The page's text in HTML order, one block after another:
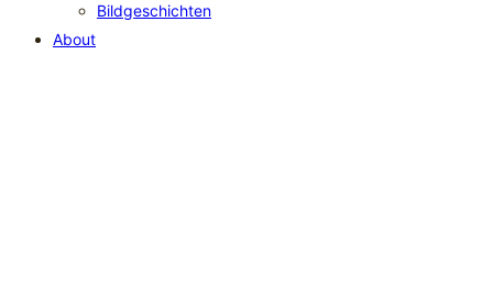
Bildgeschichten
About